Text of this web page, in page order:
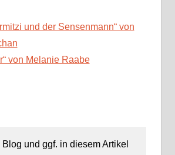
und der Sensenmann“ von
von Melanie Raabe
und ggf. in diesem Artikel